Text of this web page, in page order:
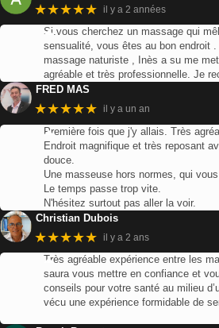
★★★★★ il y a 2 années
Si.vous cherchez un massage qui
sensualité, vous êtes au bon endroit
massage naturiste , Inès a su me
agréable et très professionnelle. Je
FRED MAS
★★★★★ il y a un an
Première fois que j'y allais. Très
Endroit magnifique et très reposant
douce.
Une masseuse hors normes, qui vous
Le temps passe trop vite.
N'hésitez surtout pas aller la voir.
Christian Dubois
★★★★★ il y a 2 ans
Très agréable expérience entre les
saura vous mettre en confiance et
conseils pour votre santé au milieu
vécu une expérience formidable de